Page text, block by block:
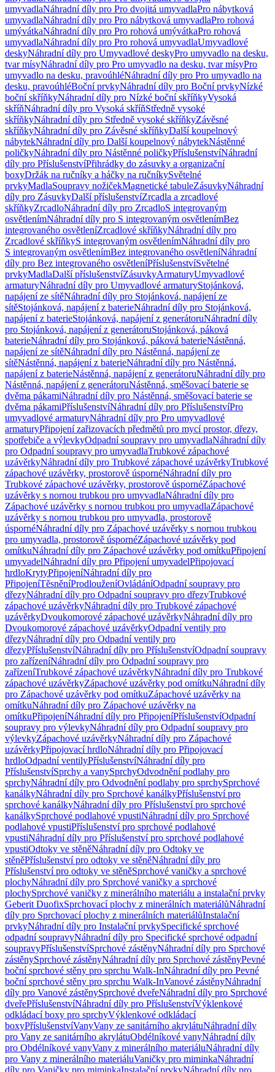
umyvadlaNáhradní díly pro Pro dvojitá umyvadlaPro nábytková
umyvadlaNáhradní díly pro Pro nábytková umyvadlaPro rohová
umývátkaNáhradní díly pro Pro rohová umývátkaPro rohová
umyvadlaNáhradní díly pro Pro rohová umyvadlaUmyvadlové
deskyNáhradní díly pro Umyvadlové deskyPro umyvadlo na desku,
tvar mísyNáhradní díly pro Pro umyvadlo na desku, tvar mísyPro
umyvadlo na desku, pravoúhléNáhradní díly pro Pro umyvadlo na
desku, pravoúhléBoční prvkyNáhradní díly pro Boční prvkyNízké
boční skříňkyNáhradní díly pro Nízké boční skříňkyVysoká
skříňNáhradní díly pro Vysoká skříňStředně vysoké
skříňkyNáhradní díly pro Středně vysoké skříňkyZávěsné
skříňkyNáhradní díly pro Závěsné skříňkyDalší koupelnový
nábytekNáhradní díly pro Další koupelnový nábytekNástěnné
poličkyNáhradní díly pro Nástěnné poličkyPříslušenstvíNáhradní
díly pro PříslušenstvíPřihrádky do zásuvky a organizační
boxyDržák na ručníky a háčky na ručníkySvětelné
prvkyMadlaSoupravy nožičekMagnetické tabuleZásuvkyNáhradní
díly pro ZásuvkyDalší příslušenstvíZrcadla a zrcadlové
skříňkyZrcadloNáhradní díly pro ZrcadloS integrovaným
osvětlenímNáhradní díly pro S integrovaným osvětlenímBez
integrovaného osvětleníZrcadlové skříňkyNáhradní díly pro
Zrcadlové skříňkyS integrovaným osvětlenímNáhradní díly pro
S integrovaným osvětlenímBez integrovaného osvětleníNáhradní
díly pro Bez integrovaného osvětleníPříslušenstvíSvětelné
prvkyMadlaDalší příslušenstvíZásuvkyArmaturyUmyvadlové
armaturyNáhradní díly pro Umyvadlové armaturyStojánková,
napájení ze sítěNáhradní díly pro Stojánková, napájení ze
sítěStojánková, napájení z baterieNáhradní díly pro Stojánková,
napájení z baterieStojánková, napájení z generátoruNáhradní díly
pro Stojánková, napájení z generátoruStojánková, páková
baterieNáhradní díly pro Stojánková, páková baterieNástěnná,
napájení ze sítěNáhradní díly pro Nástěnná, napájení ze
sítěNástěnná, napájení z baterieNáhradní díly pro Nástěnná,
napájení z baterieNástěnná, napájení z generátoruNáhradní díly pro
Nástěnná, napájení z generátoruNástěnná, směšovací baterie se
dvěma pákamiNáhradní díly pro Nástěnná, směšovací baterie se
dvěma pákamiPříslušenstvíNáhradní díly pro PříslušenstvíPro
umyvadlové armaturyNáhradní díly pro Pro umyvadlové
armaturyPřipojení zařizovacích předmětů pro mycí prostor, dřezy,
spotřebiče a výlevkyOdpadní soupravy pro umyvadlaNáhradní díly
pro Odpadní soupravy pro umyvadlaTrubkové zápachové
uzávěrkyNáhradní díly pro Trubkové zápachové uzávěrkyTrubkové
zápachové uzávěrky, prostorově úspornéNáhradní díly pro
Trubkové zápachové uzávěrky, prostorově úspornéZápachové
uzávěrky s nornou trubkou pro umyvadlaNáhradní díly pro
Zápachové uzávěrky s nornou trubkou pro umyvadlaZápachové
uzávěrky s nornou trubkou pro umyvadla, prostorově
úspornéNáhradní díly pro Zápachové uzávěrky s nornou trubkou
pro umyvadla, prostorově úspornéZápachové uzávěrky pod
omítkuNáhradní díly pro Zápachové uzávěrky pod omítkuPřipojení
umyvadelNáhradní díly pro Připojení umyvadelPřipojovací
hrdloKrytyPřipojeníNáhradní díly pro
PřipojeníTěsněníProdlouženíOvládáníOdpadní soupravy pro
dřezyNáhradní díly pro Odpadní soupravy pro dřezyTrubkové
zápachové uzávěrkyNáhradní díly pro Trubkové zápachové
uzávěrkyDvoukomorové zápachové uzávěrkyNáhradní díly pro
Dvoukomorové zápachové uzávěrkyOdpadní ventily pro
dřezyNáhradní díly pro Odpadní ventily pro
dřezyPříslušenstvíNáhradní díly pro PříslušenstvíOdpadní soupravy
pro zařízeníNáhradní díly pro Odpadní soupravy pro
zařízeníTrubkové zápachové uzávěrkyNáhradní díly pro Trubkové
zápachové uzávěrkyZápachové uzávěrky pod omítkuNáhradní díly
pro Zápachové uzávěrky pod omítkuZápachové uzávěrky na
omítkuNáhradní díly pro Zápachové uzávěrky na
omítkuPřipojeníNáhradní díly pro PřipojeníPříslušenstvíOdpadní
soupravy pro výlevkyNáhradní díly pro Odpadní soupravy pro
výlevkyZápachové uzávěrkyNáhradní díly pro Zápachové
uzávěrkyPřipojovací hrdloNáhradní díly pro Připojovací
hrdloOdpadní ventilyPříslušenstvíNáhradní díly pro
PříslušenstvíSprchy a vanySprchyOdvodnění podlahy pro
sprchyNáhradní díly pro Odvodnění podlahy pro sprchySprchové
kanálkyNáhradní díly pro Sprchové kanálkyPříslušenství pro
sprchové kanálkyNáhradní díly pro Příslušenství pro sprchové
kanálkySprchové podlahové vpustiNáhradní díly pro Sprchové
podlahové vpustiPříslušenství pro sprchové podlahové
vpustiNáhradní díly pro Příslušenství pro sprchové podlahové
vpustiOdtoky ve stěněNáhradní díly pro Odtoky ve
stěněPříslušenství pro odtoky ve stěněNáhradní díly pro
Příslušenství pro odtoky ve stěněSprchové vaničky a sprchové
plochyNáhradní díly pro Sprchové vaničky a sprchové
plochySprchové vaničky z minerálního materiálu a instalační prvky
Geberit DuofixSprchovací plochy z minerálních materiálůNáhradní
díly pro Sprchovací plochy z minerálních materiálůInstalační
prvkyNáhradní díly pro Instalační prvkySpecifické sprchové
odpadní soupravyNáhradní díly pro Specifické sprchové odpadní
soupravyPříslušenstvíSprchové zástěnyNáhradní díly pro Sprchové
zástěnySprchové zástěnyNáhradní díly pro Sprchové zástěnyPevné
boční sprchové stěny pro sprchu Walk-InNáhradní díly pro Pevné
boční sprchové stěny pro sprchu Walk-InVanové zástěnyNáhradní
díly pro Vanové zástěnySprchové dveřeNáhradní díly pro Sprchové
dveřePříslušenstvíNáhradní díly pro PříslušenstvíVýklenkové
odkládací boxy pro sprchyVýklenkové odkládací
boxyPříslušenstvíVanyVany ze sanitárního akrylátuNáhradní díly
pro Vany ze sanitárního akrylátuObdélníkové vanyNáhradní díly
pro Obdélníkové vanyVany z minerálního materiáluNáhradní díly
pro Vany z minerálního materiáluVaničky pro miminkaNáhradní
díly pro Vaničky pro miminkaInstalační prvkyNáhradní díly pro